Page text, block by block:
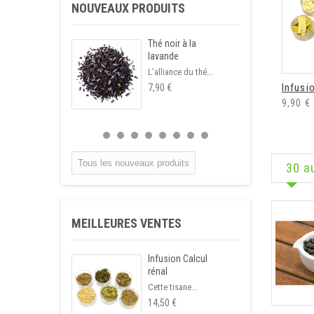
NOUVEAUX PRODUITS
Thé noir à la
lavande
L’alliance du thé...
7,90 €
Tous les nouveaux produits
MEILLEURES VENTES
Infusion Calcul
rénal
Cette tisane...
14,50 €
9,90 €
30